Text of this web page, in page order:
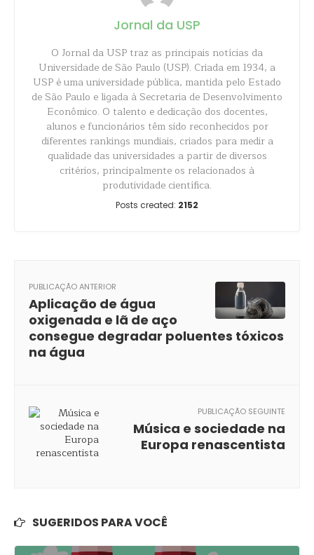
Jornal da USP
O Jornal da USP traz as principais notícias da
Universidade de São Paulo (USP). Criada em 1934, a
USP é uma universidade pública, mantida pelo Estado
de São Paulo e ligada à Secretaria de Desenvolvimento
Econômico. O talento e dedicação dos docentes,
alunos e funcionários têm sido reconhecidos por
diferentes rankings mundiais, criados para medir a
qualidade das universidades a partir de diversos
critérios, principalmente os relacionados à
produtividade científica.
Posts created: 2152
PUBLICAÇÃO ANTERIOR
Aplicação de água
oxigenada e lã de aço
consegue degradar poluentes tóxicos
na água
PUBLICAÇÃO SEGUINTE
Música e sociedade na
Europa renascentista
SUGERIDOS PARA VOCÊ